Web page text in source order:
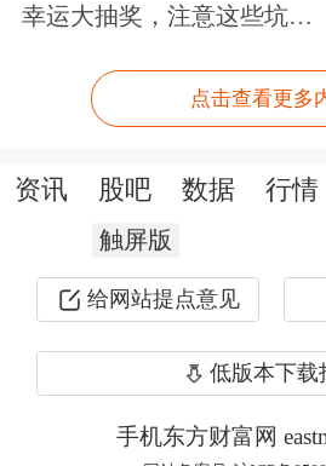
有值得完善的地方。一
10亿元与发行规模10
100亿元这两个层次的
做进一步的提高，将限
到不低于50%。如果
时，公司上市股份不
求，则首先满足上市条
础上，将其余的股份全
幸运大抽奖，注意这些坑…
点击查看更多
资讯 股吧 数据 行情
触屏版
给网站提点意见
低版本下载
手机东方财富网